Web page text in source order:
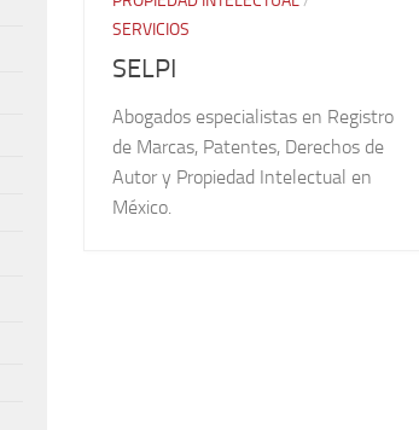
SERVICIOS
SELPI
Abogados especialistas en Registro
de Marcas, Patentes, Derechos de
Autor y Propiedad Intelectual en
México.